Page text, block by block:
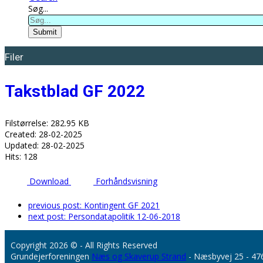
Søg...
Submit
Filer
Takstblad GF 2022
Filstørrelse: 282.95 KB
Created: 28-02-2025
Updated: 28-02-2025
Hits: 128
Download Forhåndsvisning
previous post: Kontingent GF 2021
next post: Persondatapolitik 12-06-2018
Copyright 2026 © - All Rights Reserved
Grundejerforeningen Næs og Skaverup Strand - Næsbyvej 25 -